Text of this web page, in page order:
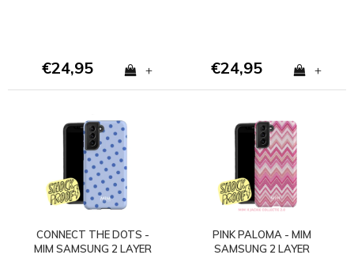
€24,95 + €24,95 +
CONNECT THE DOTS -
MIM SAMSUNG 2 LAYER
PINK PALOMA - MIM
SAMSUNG 2 LAYER